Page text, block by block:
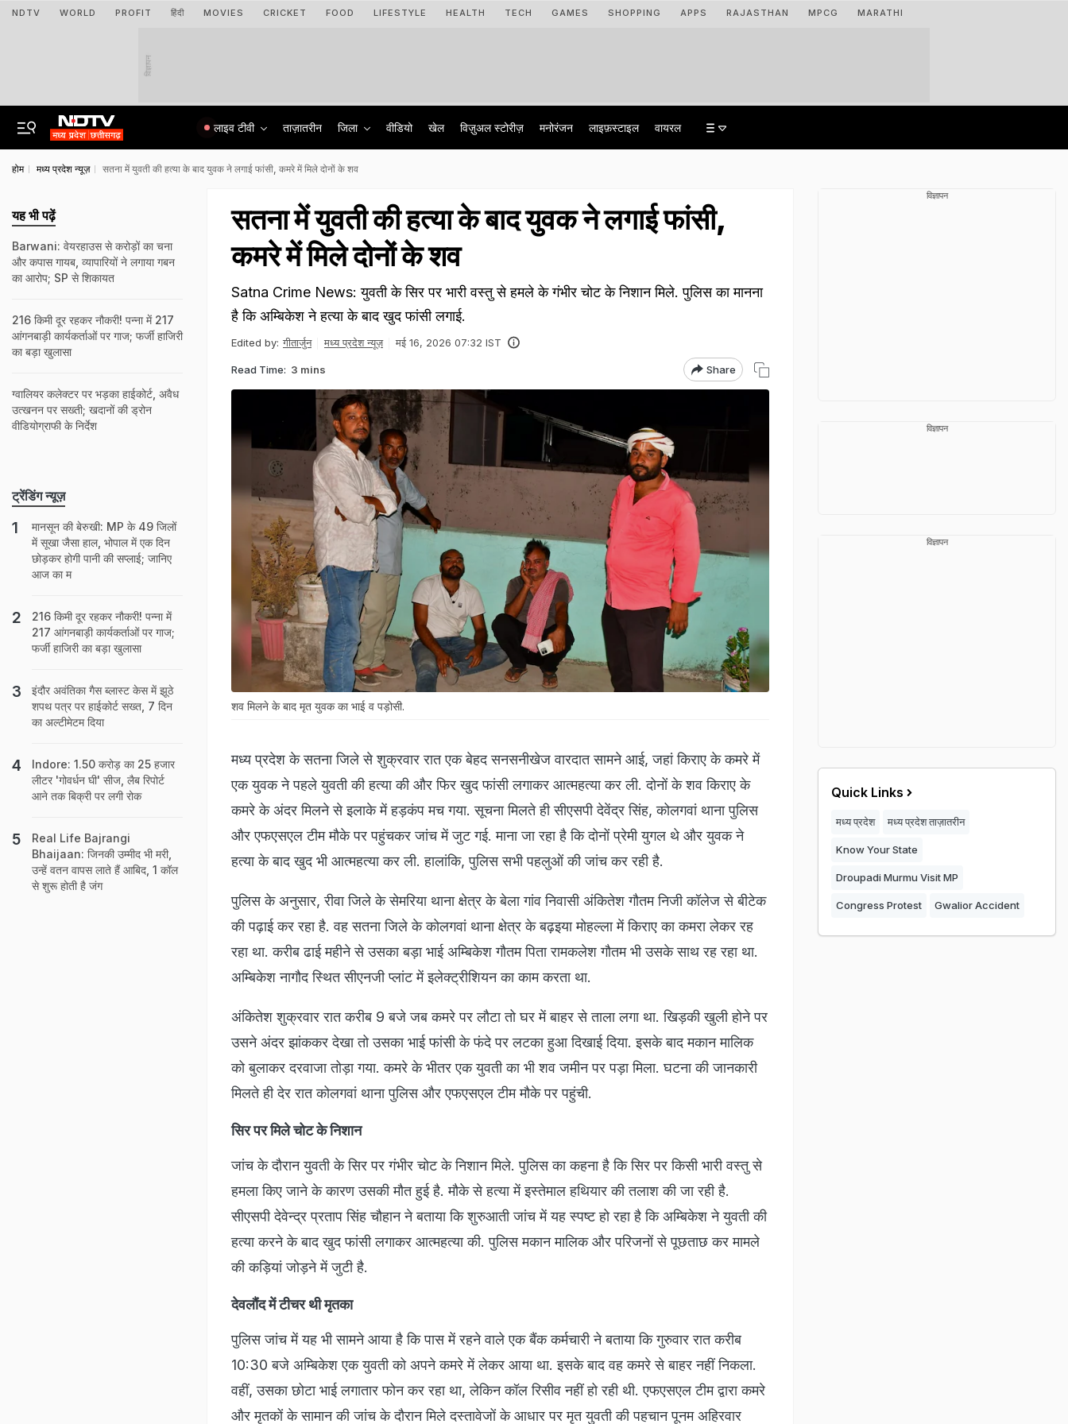
NDTV WORLD PROFIT हिंदी MOVIES CRICKET FOOD LIFESTYLE HEALTH TECH GAMES SHOPPING APPS RAJASTHAN MPCG MARATHI
विज्ञापन
लाइव टीवी ताज़ातरीन जिला वीडियो खेल विज़ुअल स्टोरीज़ मनोरंजन लाइफ़स्टाइल वायरल
होम मध्य प्रदेश न्यूज़ सतना में युवती की हत्या के बाद युवक ने लगाई फांसी, कमरे में मिले दोनों के शव
सतना में युवती की हत्या के बाद युवक ने लगाई फांसी,
कमरे में मिले दोनों के शव
Satna Crime News: युवती के सिर पर भारी वस्तु से हमले के गंभीर चोट के निशान मिले. पुलिस का मानना
है कि अम्बिकेश ने हत्या के बाद खुद फांसी लगाई.
Edited by: गीतार्जुन मध्य प्रदेश न्यूज़ मई 16, 2026 07:32 IST
Read Time: 3 mins Share
शव मिलने के बाद मृत युवक का भाई व पड़ोसी.
मध्य प्रदेश के सतना जिले से शुक्रवार रात एक बेहद सनसनीखेज वारदात सामने आई, जहां किराए के कमरे में
एक युवक ने पहले युवती की हत्या की और फिर खुद फांसी लगाकर आत्महत्या कर ली. दोनों के शव किराए के
कमरे के अंदर मिलने से इलाके में हड़कंप मच गया. सूचना मिलते ही सीएसपी देवेंद्र सिंह, कोलगवां थाना पुलिस
और एफएसएल टीम मौके पर पहुंचकर जांच में जुट गई. माना जा रहा है कि दोनों प्रेमी युगल थे और युवक ने
हत्या के बाद खुद भी आत्महत्या कर ली. हालांकि, पुलिस सभी पहलुओं की जांच कर रही है.
पुलिस के अनुसार, रीवा जिले के सेमरिया थाना क्षेत्र के बेला गांव निवासी अंकितेश गौतम निजी कॉलेज से बीटेक
की पढ़ाई कर रहा है. वह सतना जिले के कोलगवां थाना क्षेत्र के बढ़इया मोहल्ला में किराए का कमरा लेकर रह
रहा था. करीब ढाई महीने से उसका बड़ा भाई अम्बिकेश गौतम पिता रामकलेश गौतम भी उसके साथ रह रहा था.
अम्बिकेश नागौद स्थित सीएनजी प्लांट में इलेक्ट्रीशियन का काम करता था.
अंकितेश शुक्रवार रात करीब 9 बजे जब कमरे पर लौटा तो घर में बाहर से ताला लगा था. खिड़की खुली होने पर
उसने अंदर झांककर देखा तो उसका भाई फांसी के फंदे पर लटका हुआ दिखाई दिया. इसके बाद मकान मालिक
को बुलाकर दरवाजा तोड़ा गया. कमरे के भीतर एक युवती का भी शव जमीन पर पड़ा मिला. घटना की जानकारी
मिलते ही देर रात कोलगवां थाना पुलिस और एफएसएल टीम मौके पर पहुंची.
सिर पर मिले चोट के निशान
जांच के दौरान युवती के सिर पर गंभीर चोट के निशान मिले. पुलिस का कहना है कि सिर पर किसी भारी वस्तु से
हमला किए जाने के कारण उसकी मौत हुई है. मौके से हत्या में इस्तेमाल हथियार की तलाश की जा रही है.
सीएसपी देवेन्द्र प्रताप सिंह चौहान ने बताया कि शुरुआती जांच में यह स्पष्ट हो रहा है कि अम्बिकेश ने युवती की
हत्या करने के बाद खुद फांसी लगाकर आत्महत्या की. पुलिस मकान मालिक और परिजनों से पूछताछ कर मामले
की कड़ियां जोड़ने में जुटी है.
देवलौंद में टीचर थी मृतका
पुलिस जांच में यह भी सामने आया है कि पास में रहने वाले एक बैंक कर्मचारी ने बताया कि गुरुवार रात करीब
10:30 बजे अम्बिकेश एक युवती को अपने कमरे में लेकर आया था. इसके बाद वह कमरे से बाहर नहीं निकला.
वहीं, उसका छोटा भाई लगातार फोन कर रहा था, लेकिन कॉल रिसीव नहीं हो रही थी. एफएसएल टीम द्वारा कमरे
और मृतकों के सामान की जांच के दौरान मिले दस्तावेजों के आधार पर मृत युवती की पहचान पूनम अहिरवार
यह भी पढ़ें
Barwani: वेयरहाउस से करोड़ों का चना
और कपास गायब, व्यापारियों ने लगाया गबन
का आरोप; SP से शिकायत
216 किमी दूर रहकर नौकरी! पन्ना में 217
आंगनबाड़ी कार्यकर्ताओं पर गाज; फर्जी हाजिरी
का बड़ा खुलासा
ग्वालियर कलेक्टर पर भड़का हाईकोर्ट, अवैध
उत्खनन पर सख्ती; खदानों की ड्रोन
वीडियोग्राफी के निर्देश
ट्रेंडिंग न्यूज़
मानसून की बेरुखी: MP के 49 जिलों
में सूखा जैसा हाल, भोपाल में एक दिन
छोड़कर होगी पानी की सप्लाई; जानिए
आज का म
216 किमी दूर रहकर नौकरी! पन्ना में
217 आंगनबाड़ी कार्यकर्ताओं पर गाज;
फर्जी हाजिरी का बड़ा खुलासा
इंदौर अवंतिका गैस ब्लास्ट केस में झूठे
शपथ पत्र पर हाईकोर्ट सख्त, 7 दिन
का अल्टीमेटम दिया
Indore: 1.50 करोड़ का 25 हजार
लीटर 'गोवर्धन घी' सीज, लैब रिपोर्ट
आने तक बिक्री पर लगी रोक
Real Life Bajrangi
Bhaijaan: जिनकी उम्‍मीद भी मरी,
उन्‍हें वतन वापस लाते हैं आबिद, 1 कॉल
से शुरू होती है जंग
विज्ञापन
विज्ञापन
विज्ञापन
Quick Links
मध्य प्रदेश मध्य प्रदेश ताज़ातरीन
Know Your State
Droupadi Murmu Visit MP
Congress Protest Gwalior Accident